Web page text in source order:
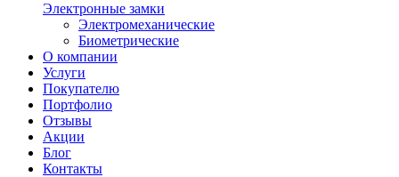
Электронные замки
Электромеханические
Биометрические
О компании
Услуги
Покупателю
Портфолио
Отзывы
Акции
Блог
Контакты